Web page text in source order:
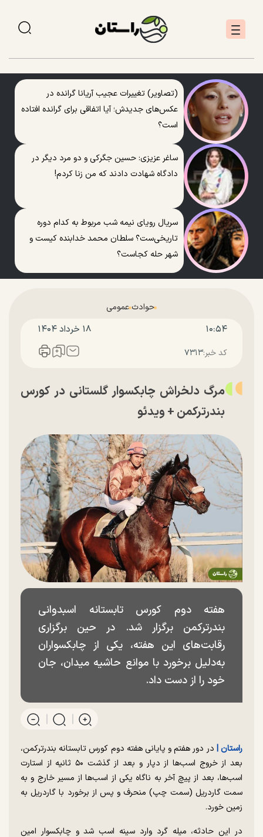
(تصاویر) تغییرات عجیب آریانا گرانده در
عکس‌های جدیدش؛ آیا اتفاقی برای گرانده افتاده
است؟
ساغر عزیزی: حسین جگرکی و دو مرد دیگر در
دادگاه شهادت دادند که من زنا کردم!
سریال رویای نیمه شب مربوط به کدام دوره
تاریخی‌ست؟ سلطان محمد خدابنده کیست و
شهر حله کجاست؟
حوادث عمومی
۱۰:۵۴ ۱۸ خرداد ۱۴۰۴
کد خبر:۷۳۱۳
مرگ دلخراش چابکسوار گلستانی در کورس
بندرترکمن + ویدئو
هفته دوم کورس تابستانه اسبدوانی
بندرترکمن برگزار شد. در حین برگزاری
رقابت‌های این هفته، یکی از چابکسواران
به‌دلیل برخورد با موانع حاشیه میدان، جان
خود را از دست داد.
راستان | در دور هفتم و پایانی هفته دوم کورس تابستانه بندرترکمن،
بعد از خروج اسب‌ها از دپار و بعد از گذشت ۵۰ ثانیه از استارت
اسب‌ها، بعد از پیچ آخر به ناگاه یکی از اسب‌ها از مسیر خارج و به
سمت گاردریل (سمت چپ) منحرف و پس از برخورد با گاردریل به
زمین خورد.
در این حادثه، میله گرد وارد سینه اسب شد و چابکسوار امین